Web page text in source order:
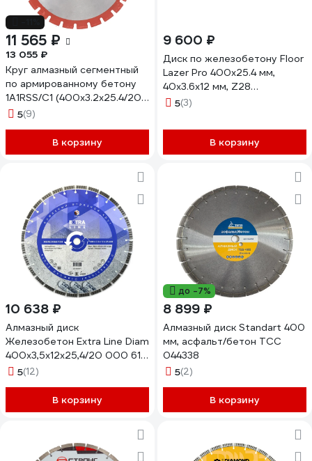
11 565 ₽
13 055 ₽
Круг алмазный сегментный
по армированному бетону
1A1RSS/C1 (400х3.2х25.4/20
мм) Кристалл 11401
5(9)
В корзину
9 600 ₽
Диск по железобетону Floor
Lazer Pro 400х25.4 мм,
40x3.6x12 мм, Z28
REDDIAMOND 2108003
5(3)
В корзину
10 638 ₽
Алмазный диск
Железобетон Extra Line Diam
400x3,5x12x25,4/20 000 614
000614
5(12)
В корзину
до -7%
8 899 ₽
Алмазный диск Standart 400
мм, асфальт/бетон ТСС
044338
5(2)
В корзину